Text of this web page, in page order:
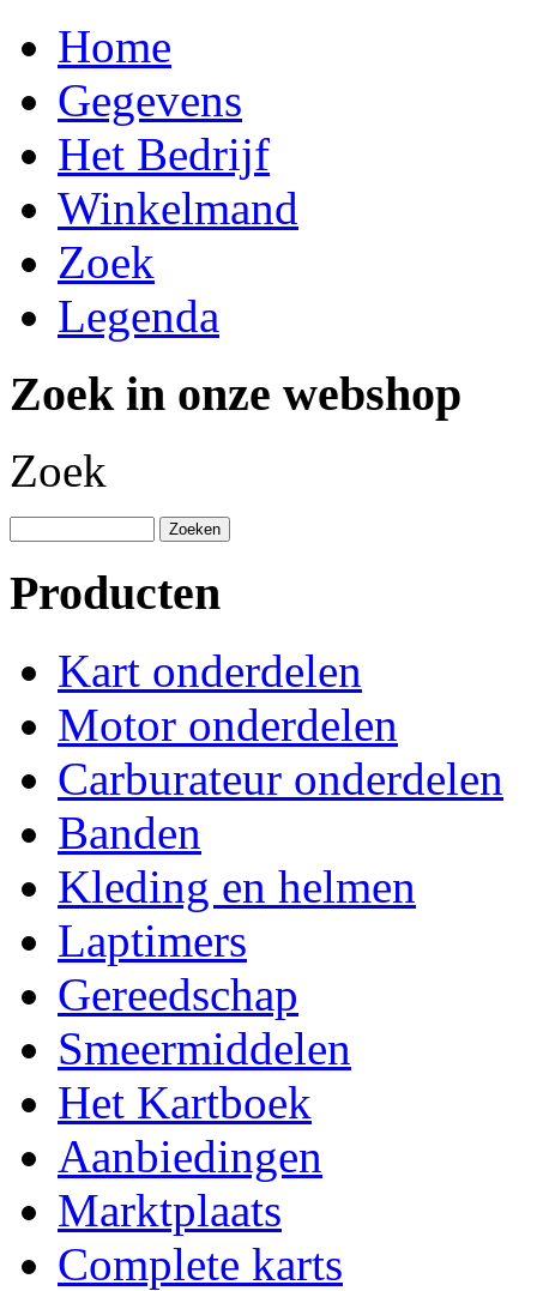
Home
Gegevens
Het Bedrijf
Winkelmand
Zoek
Legenda
Zoek in onze webshop
Zoek
Producten
Kart onderdelen
Motor onderdelen
Carburateur onderdelen
Banden
Kleding en helmen
Laptimers
Gereedschap
Smeermiddelen
Het Kartboek
Aanbiedingen
Marktplaats
Complete karts